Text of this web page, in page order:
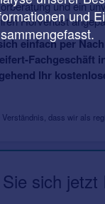
und ein
Hörverlust
einfach per
Fachgeschäft
Ihr
Verständnis, dass wir als
sich
und